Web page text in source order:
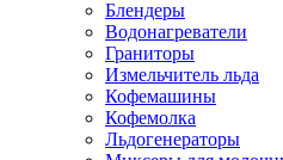
Блендеры
Водонагреватели
Граниторы
Измельчитель льда
Кофемашины
Кофемолка
Льдогенераторы